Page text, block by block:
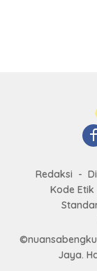
Redaksi
Kode
Jaya.